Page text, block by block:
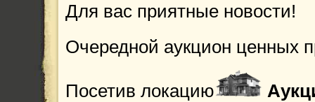
Для вас приятные новости!
Очередной аукцион ценных
Посетив локацию